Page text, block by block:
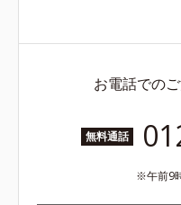
お電話での
無料通話
午前9